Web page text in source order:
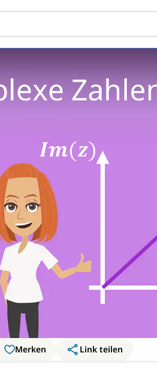
Merken
Link teilen